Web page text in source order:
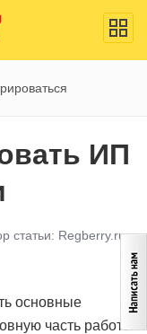
ИП
статьи: Regberry.ru
основные
часть работы